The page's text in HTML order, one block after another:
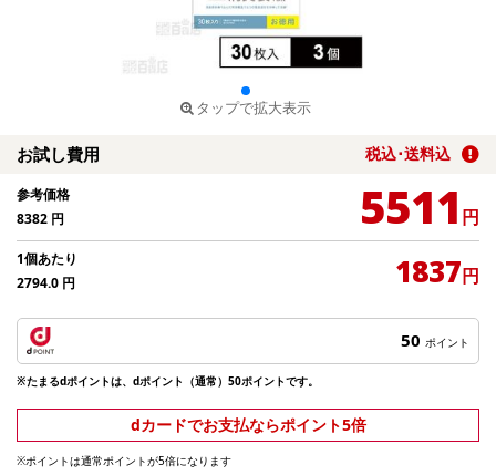
タップで拡大表示
お試し費用 税込･送料込
参考価格
8382 円 5511 円
1個あたり
2794.0 円 1837円
50 ポイント
※たまるdポイントは、dポイント（通常）50ポイントです。
dカードでお支払ならポイント5倍
※ポイントは通常ポイントが5倍になります